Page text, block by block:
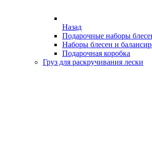
Назад
Подарочные наборы
Наборы блесен и
Подарочная коробка
Груз для раскручивания лески